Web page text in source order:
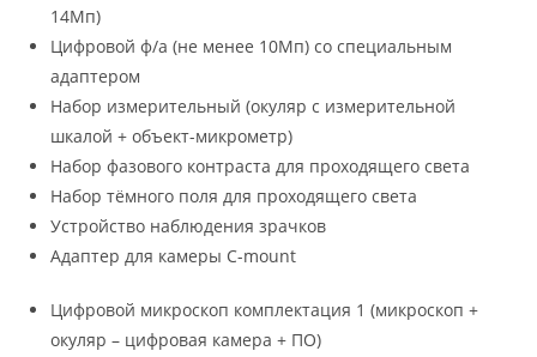
14Мп)
Цифровой ф/а (не менее 10Мп) со специальным
адаптером
Набор измерительный (окуляр с измерительной
шкалой + объект-микрометр)
Набор фазового контраста для проходящего света
Набор тёмного поля для проходящего света
Устройство наблюдения зрачков
Адаптер для камеры C-mount
Цифровой микроскоп комплектация 1 (микроскоп +
окуляр – цифровая камера + ПО)